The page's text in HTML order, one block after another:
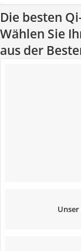
Die besten
Wählen Sie
aus der